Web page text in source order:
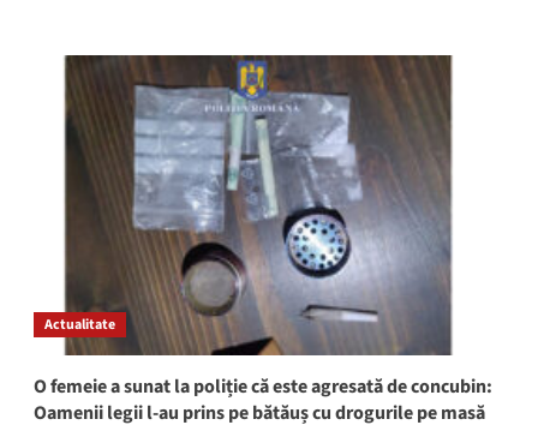
RAZIE
amploare
în
județul
Constanța:
ridicate
permise
și
aplicate
Actualitate
O femeie a sunat la poliție că este agresată de concubin:
Oamenii legii l-au prins pe bătăuș cu drogurile pe masă